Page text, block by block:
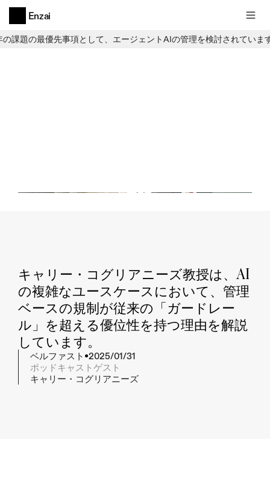
課題の最優先事項として、エージェントAIの管理を検討されていま
Enzai
キャリー・コグリアニーズ教授は、AI
の複雑なユースケースにおいて、管理
ベースの規制が従来の「ガードレー
ル」を超える優位性を持つ理由を解説
しています。
ベルファスト •2025/01/31
ポッドキャストゲスト
キャリー・コグリアニーズ